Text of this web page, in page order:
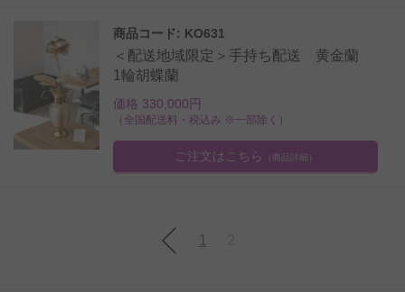
商品コード: KO631
＜配送地域限定＞手持ち配送 黄金蘭
1輪胡蝶蘭
価格 330,000円
（全国配送料・税込み ※一部除く）
ご注文はこちら （商品詳細）
1